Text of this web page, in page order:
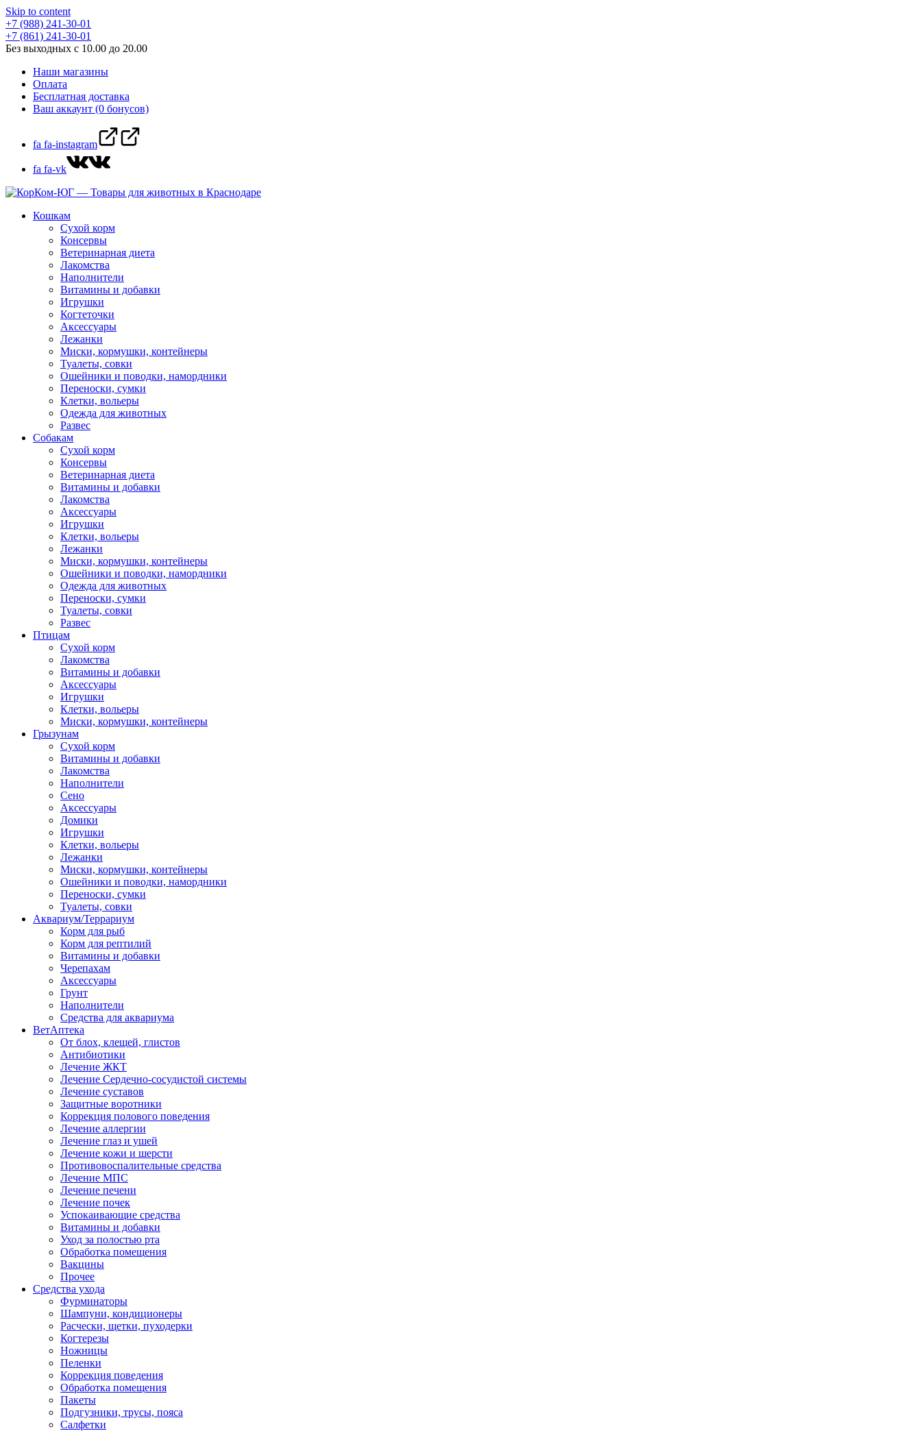
Skip to content
+7 (988) 241-30-01
+7 (861) 241-30-01
Без выходных с 10.00 до 20.00
Наши магазины
Оплата
Бесплатная доставка
Ваш аккаунт (0 бонусов)
fa fa-instagram
fa fa-vk
Кошкам
Сухой корм
Консервы
Ветеринарная диета
Лакомства
Наполнители
Витамины и добавки
Игрушки
Когтеточки
Аксессуары
Лежанки
Миски, кормушки, контейнеры
Туалеты, совки
Ошейники и поводки, намордники
Переноски, сумки
Клетки, вольеры
Одежда для животных
Развес
Собакам
Сухой корм
Консервы
Ветеринарная диета
Витамины и добавки
Лакомства
Аксессуары
Игрушки
Клетки, вольеры
Лежанки
Миски, кормушки, контейнеры
Ошейники и поводки, намордники
Одежда для животных
Переноски, сумки
Туалеты, совки
Развес
Птицам
Сухой корм
Лакомства
Витамины и добавки
Аксессуары
Игрушки
Клетки, вольеры
Миски, кормушки, контейнеры
Грызунам
Сухой корм
Витамины и добавки
Лакомства
Наполнители
Сено
Аксессуары
Домики
Игрушки
Клетки, вольеры
Лежанки
Миски, кормушки, контейнеры
Ошейники и поводки, намордники
Переноски, сумки
Туалеты, совки
Аквариум/Террариум
Корм для рыб
Корм для рептилий
Витамины и добавки
Черепахам
Аксессуары
Грунт
Наполнители
Средства для аквариума
ВетАптека
От блох, клещей, глистов
Антибиотики
Лечение ЖКТ
Лечение Сердечно-сосудистой системы
Лечение суставов
Защитные воротники
Коррекция полового поведения
Лечение аллергии
Лечение глаз и ушей
Лечение кожи и шерсти
Противовоспалительные средства
Лечение МПС
Лечение печени
Лечение почек
Успокаивающие средства
Витамины и добавки
Уход за полостью рта
Обработка помещения
Вакцины
Прочее
Средства ухода
Фурминаторы
Шампуни, кондиционеры
Расчески, щетки, пуходерки
Когтерезы
Ножницы
Пеленки
Коррекция поведения
Обработка помещения
Пакеты
Подгузники, трусы, пояса
Салфетки